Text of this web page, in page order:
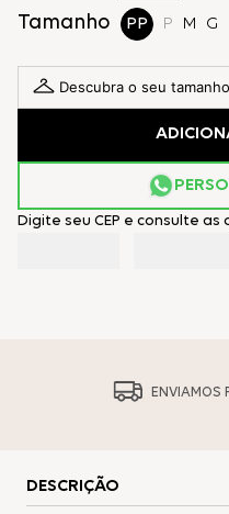
Tamanho PP P M G
Descubra o seu tamanho
Digite seu CEP e consulte
ENVIAMOS
DESCRIÇÃO